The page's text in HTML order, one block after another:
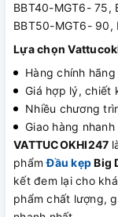
BBT40-MGT6- 75,
BBT50-MGT6- 90,
Lựa chọn
Hàng chính
Giá hợp lý, chiết
Nhiều chương
Giao hàng
VATTUCOKHI247
phẩmĐầu kẹpBig
kết đem lại cho
phẩm chất lượng,